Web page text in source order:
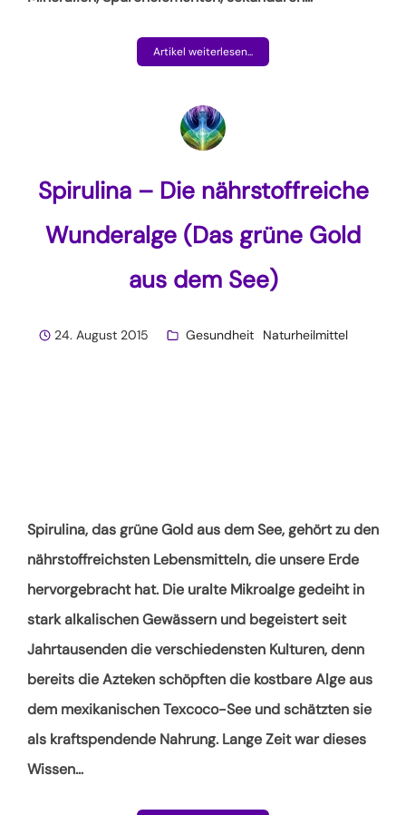
Artikel weiterlesen...
Spirulina – Die nährstoffreiche
Wunderalge (Das grüne Gold
aus dem See)
24. August 2015 Gesundheit Naturheilmittel
Spirulina, das grüne Gold aus dem See, gehört zu den
nährstoffreichsten Lebensmitteln, die unsere Erde
hervorgebracht hat. Die uralte Mikroalge gedeiht in
stark alkalischen Gewässern und begeistert seit
Jahrtausenden die verschiedensten Kulturen, denn
bereits die Azteken schöpften die kostbare Alge aus
dem mexikanischen Texcoco-See und schätzten sie
als kraftspendende Nahrung. Lange Zeit war dieses
Wissen…